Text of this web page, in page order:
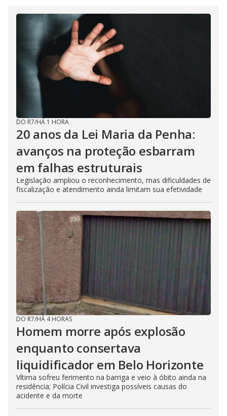
DO R7/HÁ 1 HORA
20 anos da Lei Maria da Penha:
avanços na proteção esbarram
em falhas estruturais
Legislação ampliou o reconhecimento, mas dificuldades de
fiscalização e atendimento ainda limitam sua efetividade
DO R7/HÁ 4 HORAS
Homem morre após explosão
enquanto consertava
liquidificador em Belo Horizonte
Vítima sofreu ferimento na barriga e veio à óbito ainda na
residência; Polícia Civil investiga possíveis causas do
acidente e da morte